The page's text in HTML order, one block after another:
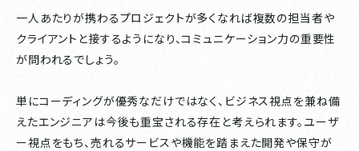
一人あたりが携わるプロジェクトが多くなれば複数の担当者や
クライアントと接するようになり、コミュニケーション力の重要性
が問われるでしょう。
単にコーディングが優秀なだけではなく、ビジネス視点を兼ね備
えたエンジニアは今後も重宝される存在と考えられます。ユーザ
ー視点をもち、売れるサービスや機能を踏まえた開発や保守が